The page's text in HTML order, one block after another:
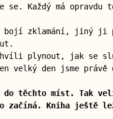
se. Každý má
bojí zklamání, jiný
chvíli plynout, jak se
velký den jsme právě
těchto míst. Tak
začíná. Kniha